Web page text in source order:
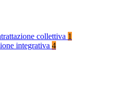
collettiva 1
integrativa 4